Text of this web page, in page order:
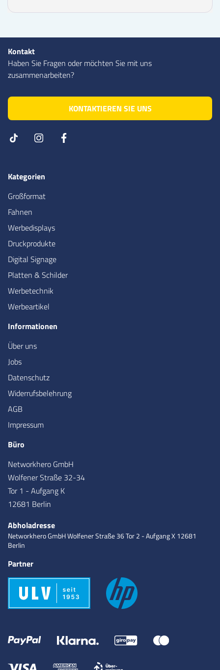
Kontakt
Haben Sie Fragen oder möchten Sie mit uns
zusammenarbeiten?
KONTAKTIEREN SIE UNS
Kategorien
Großformat
Fahnen
Werbedisplays
Druckprodukte
Digital Signage
Platten & Schilder
Werbetechnik
Werbeartikel
Informationen
Über uns
Jobs
Datenschutz
Widerrufsbelehrung
AGB
Impressum
Büro
Networkhero GmbH
Wolfener Straße 32-34
Tor 1 - Aufgang K
12681 Berlin
Abholadresse
Networkhero GmbHWolfener Straße 36Tor 2 - Aufgang X12681
Berlin
Partner